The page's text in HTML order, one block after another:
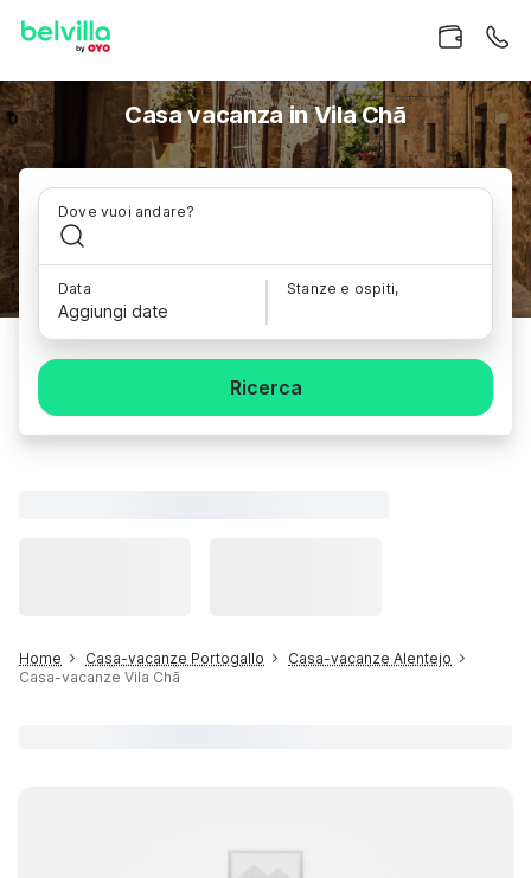
Casa vacanza in Vila Chã
Dove vuoi andare?
Data
Aggiungi date
Stanze e ospiti,
Ricerca
Home Casa-vacanze Portogallo
Casa-vacanze Alentejo
Casa-vacanze Vila Chã